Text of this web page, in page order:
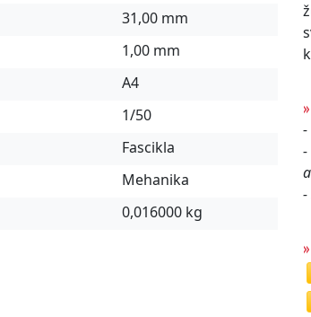
31,00 mm
1,00 mm
A4
1/50
Fascikla
Mehanika
0,016000 kg
»
-
-
»